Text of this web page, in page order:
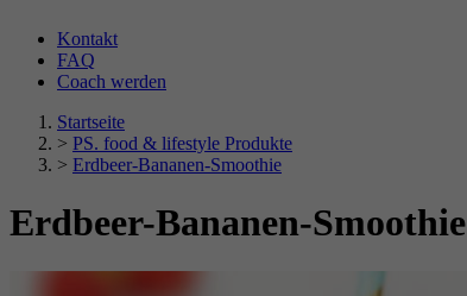
Kontakt
FAQ
Coach werden
Startseite
> PS. food & lifestyle Produkte
> Erdbeer-Bananen-Smoothie
Erdbeer-Bananen-Smoothie